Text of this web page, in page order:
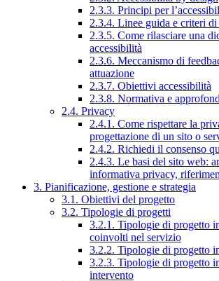
2.3.3. Principi per
2.3.4. Linee guida e criteri di
2.3.5. Come rilasciare una
accessibilità
2.3.6. Meccanismo di
attuazione
2.3.7. Obiettivi accessibilità
2.3.8. Normativa e
2.4. Privacy
2.4.1. Come rispettare la
progettazione di un sito o
2.4.2. Richiedi il consenso
2.4.3. Le basi del sito web:
informativa privacy,
3. Pianificazione, gestione e strategia
3.1. Obiettivi del progetto
3.2. Tipologie di progetti
3.2.1. Tipologie di progetto
coinvolti nel servizio
3.2.2. Tipologie di progetto
3.2.3. Tipologie di progetto
intervento